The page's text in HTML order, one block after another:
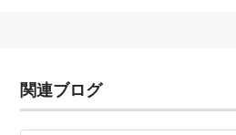
関連ブログ